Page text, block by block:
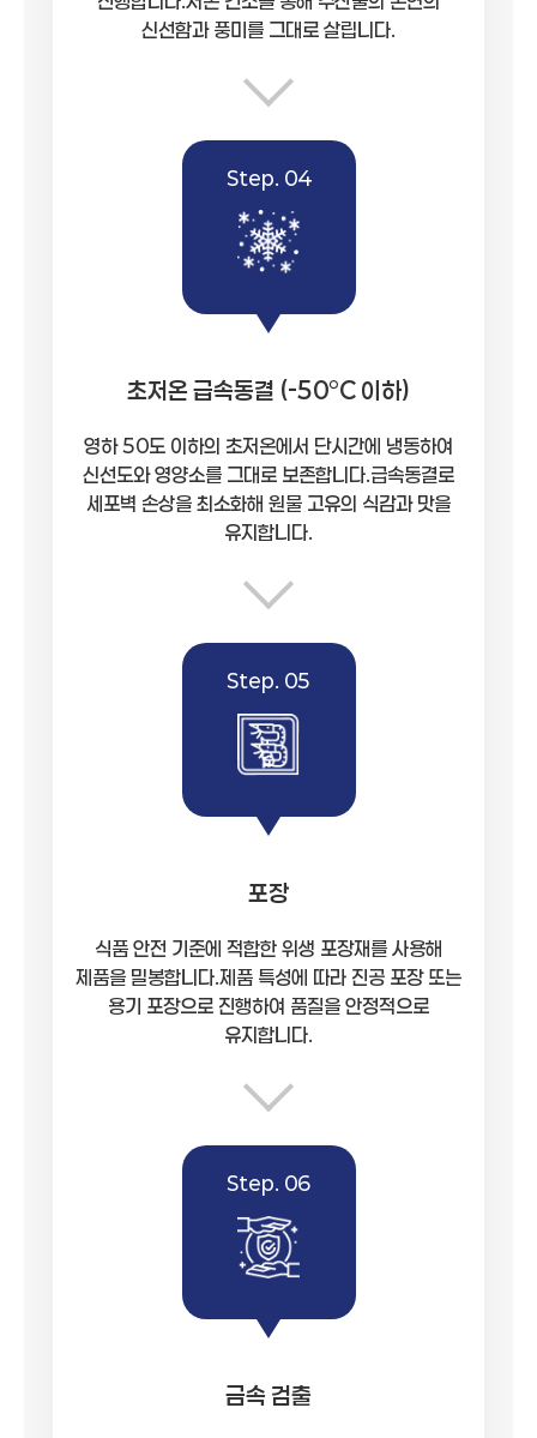
신선함과 풍미를 그대로 살립니다.
Step. 04
초저온 급속동결 (-50°C 이하)
영하 50도 이하의 초저온에서 단시간에 냉동하여
신선도와 영양소를 그대로 보존합니다.급속동결로
세포벽 손상을 최소화해 원물 고유의 식감과 맛을
유지합니다.
Step. 05
포장
식품 안전 기준에 적합한 위생 포장재를 사용해
제품을 밀봉합니다.제품 특성에 따라 진공 포장 또는
용기 포장으로 진행하여 품질을 안정적으로
유지합니다.
Step. 06
금속 검출